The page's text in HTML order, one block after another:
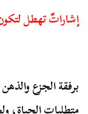
إشاراتٌ تهطل
برفقة الجزع